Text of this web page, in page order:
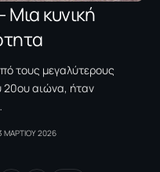
Μια κυνική
τους μεγαλύτερους
20ου αιώνα, ήταν
ΜΑΡΤΙΟΥ 2026